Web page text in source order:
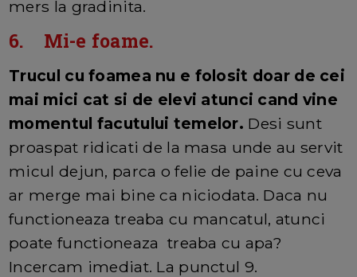
mers la gradinita.
6. Mi-e foame.
Trucul cu foamea nu e folosit doar de cei
mai mici cat si de elevi atunci cand vine
momentul facutului temelor. Desi sunt
proaspat ridicati de la masa unde au servit
micul dejun, parca o felie de paine cu ceva
ar merge mai bine ca niciodata. Daca nu
functioneaza treaba cu mancatul, atunci
poate functioneaza treaba cu apa?
Incercam imediat. La punctul 9.